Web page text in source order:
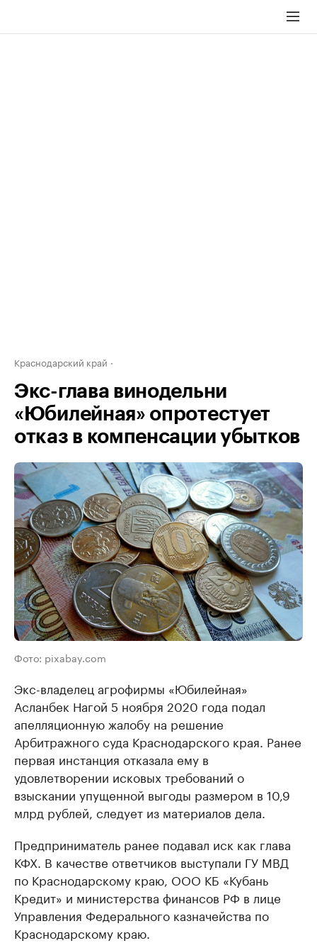
Краснодарский край
Экс-глава винодельни
«Юбилейная» опротестует
отказ в компенсации убытков
Фото: pixabay.com
Экс-владелец агрофирмы «Юбилейная»
Асланбек Нагой 5 ноября 2020 года подал
апелляционную жалобу на решение
Арбитражного суда Краснодарского края. Ранее
первая инстанция отказала ему в
удовлетворении исковых требований о
взыскании упущенной выгоды размером в 10,9
млрд рублей, следует из материалов дела.
Предприниматель ранее подавал иск как глава
КФХ. В качестве ответчиков выступали ГУ МВД
по Краснодарскому краю, ООО КБ «Кубань
Кредит» и министерства финансов РФ в лице
Управления Федерального казначейства по
Краснодарскому краю.